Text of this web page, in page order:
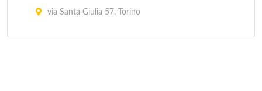
via Santa Giulia 57, Torino